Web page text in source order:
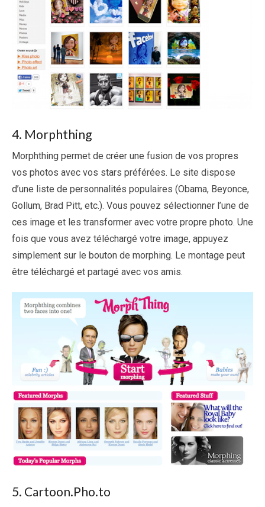
4. Morphthing
Morphthing permet de créer une fusion de vos propres
vos photos avec vos stars préférées. Le site dispose
d’une liste de personnalités populaires (Obama, Beyonce,
Gollum, Brad Pitt, etc.). Vous pouvez sélectionner l’une de
ces image et les transformer avec votre propre photo. Une
fois que vous avez téléchargé votre image, appuyez
simplement sur ​​le bouton de morphing. Le montage peut
être téléchargé et partagé avec vos amis.
5. Cartoon.Pho.to